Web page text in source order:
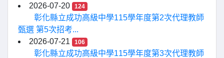
2026-07-20
124
彰化縣立成功高級中學115學年度第2次代理教師
甄選 第5次招考...
2026-07-21
106
彰化縣立成功高級中學115學年度第3次代理教師